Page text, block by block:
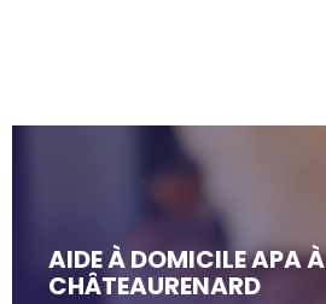
AIDE À DOMICILE APA À
CHÂTEAURENARD